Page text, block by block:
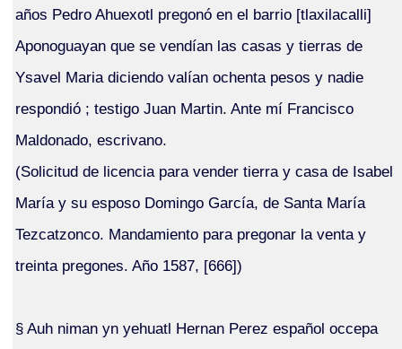
años Pedro Ahuexotl pregonó en el barrio [tlaxilacalli]
Aponoguayan que se vendían las casas y tierras de
Ysavel Maria diciendo valían ochenta pesos y nadie
respondió ; testigo Juan Martin. Ante mí Francisco
Maldonado, escrivano.
(Solicitud de licencia para vender tierra y casa de Isabel
María y su esposo Domingo García, de Santa María
Tezcatzonco. Mandamiento para pregonar la venta y
treinta pregones. Año 1587, [666])
§ Auh niman yn yehuatl Hernan Perez español occepa